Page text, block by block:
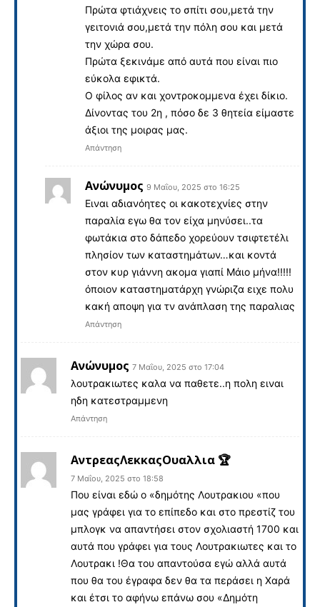
Πρώτα φτιάχνεις το σπίτι σου,μετά την
γειτονιά σου,μετά την πόλη σου και μετά
την χώρα σου.
Πρώτα ξεκινάμε από αυτά που είναι πιο
εύκολα εφικτά.
Ο φίλος αν και χοντροκομμενα έχει δίκιο.
Δίνοντας του 2η , πόσο δε 3 θητεία είμαστε
άξιοι της μοιρας μας.
Απάντηση
Ανώνυμος 9 Μαΐου, 2025 στο 16:25
Ειναι αδιανόητες οι κακοτεχνίες στην
παραλία εγω θα τον είχα μηνύσει..τα
φωτάκια στο δάπεδο χορεύουν τσιφτετέλι
πλησίον των καταστημάτων…και κοντά
στον κυρ γιάννη ακομα γιαπί Μάιο μήνα!!!!!
όποιον καταστηματάρχη γνώριζα ειχε πολυ
κακή αποψη για τν ανάπλαση της παραλιας
Απάντηση
Ανώνυμος 7 Μαΐου, 2025 στο 17:04
λουτρακιωτες καλα να παθετε..η πολη ειναι
ηδη κατεστραμμενη
Απάντηση
ΑντρεαςΛεκκαςΟυαλλια 🏆
7 Μαΐου, 2025 στο 18:58
Που είναι εδώ ο «δημότης Λουτρακιου «που
μας γράφει για το επίπεδο και στο πρεστίζ του
μπλογκ να απαντήσει στον σχολιαστή 1700 και
αυτά που γράφει για τους Λουτρακιωτες και το
Λουτρακι !Θα του απαντούσα εγώ αλλά αυτά
που θα του έγραφα δεν θα τα περάσει η Χαρά
και έτσι το αφήνω επάνω σου «Δημότη